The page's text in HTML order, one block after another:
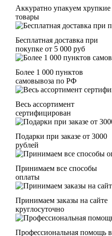
Аккуратно упакуем хрупкие
товары
Бесплатная доставка при
покупке от 5 000 руб
Более 1 000 пунктов
самовывоза по РФ
Весь ассортимент
сертифицирован
Подарки при заказе от 3000
рублей
Принимаем все способы
оплаты
Принимаем заказы на сайте
круглосуточно
Профессиональная помощь в